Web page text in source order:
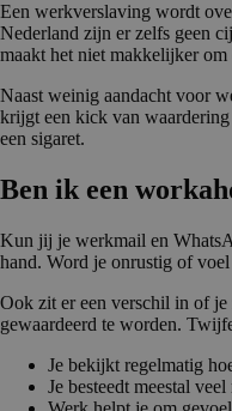
Een werkverslaving wordt
Nederland zijn er zelfs geen
maakt het niet makkelijker
Naast weinig aandacht voor
krijgt een kick van
een sigaret.
Ben ik een
Kun jij je werkmail en
hand. Word je onrustig of
Ook zit er een verschil in of
gewaardeerd te worden.
Je bekijkt regelmatig
Je besteedt meestal